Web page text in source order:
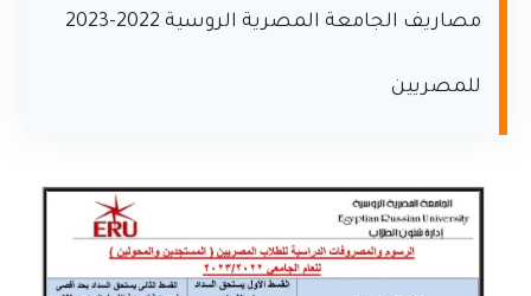
مصاريف الجامعة المصرية الروسية 2022-2023
للمصريين